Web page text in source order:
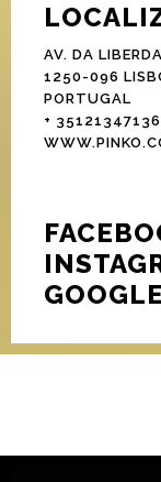
AV. DA
1250-096
PORTUGAL
+